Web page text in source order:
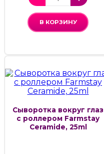
В КОРЗИНУ
Сыворотка вокруг глаз
с роллером Farmstay
Ceramide, 25ml